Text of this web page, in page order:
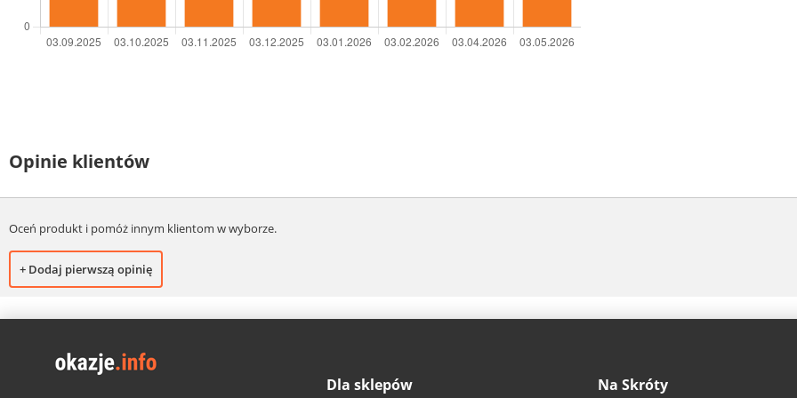
Opinie klientów
Oceń produkt i pomóż innym klientom w wyborze.
+ Dodaj pierwszą opinię
Dla sklepów Na Skróty